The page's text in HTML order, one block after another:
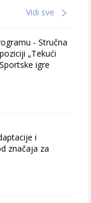
Vidi sve
- Stručna
„Tekući
igre
i
značaja za